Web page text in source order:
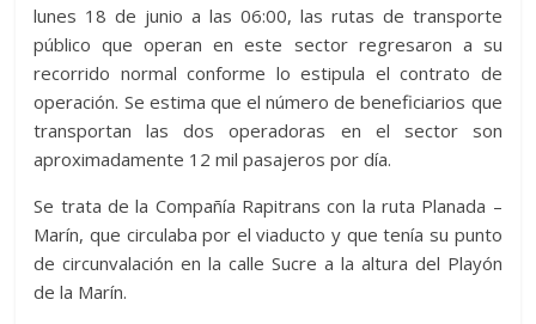
lunes 18 de junio a las 06:00, las rutas de transporte
público que operan en este sector regresaron a su
recorrido normal conforme lo estipula el contrato de
operación. Se estima que el número de beneficiarios que
transportan las dos operadoras en el sector son
aproximadamente 12 mil pasajeros por día.
Se trata de la Compañía Rapitrans con la ruta Planada –
Marín, que circulaba por el viaducto y que tenía su punto
de circunvalación en la calle Sucre a la altura del Playón
de la Marín.